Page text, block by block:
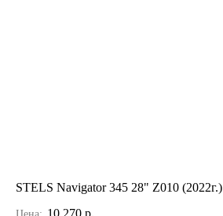
STELS Navigator 345 28" Z010 (2022г.)
10 270 р.